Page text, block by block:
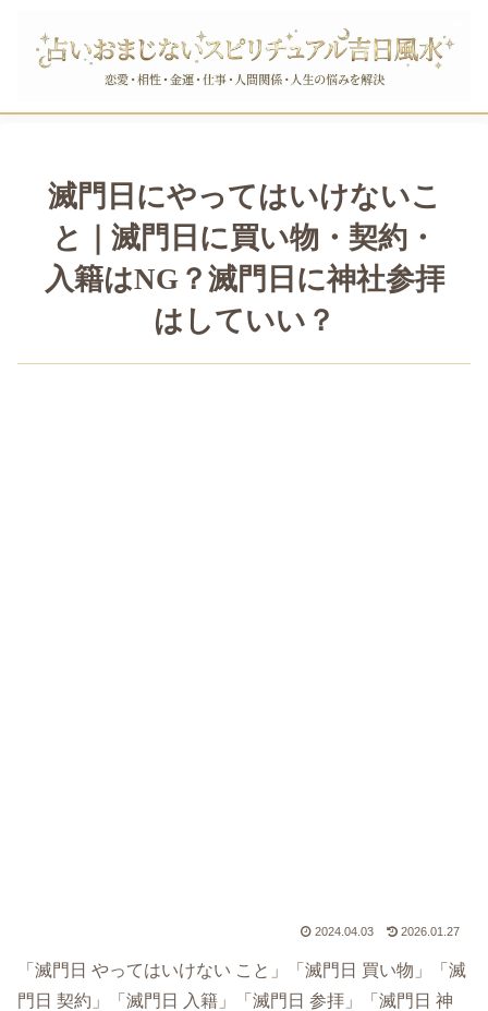
滅門日にやってはいけないこ
と｜滅門日に買い物・契約・
入籍はNG？滅門日に神社参拝
はしていい？
2024.04.03 2026.01.27
「滅門日 やってはいけない こと」「滅門日 買い物」「滅
門日 契約」「滅門日 入籍」「滅門日 参拝」「滅門日 神